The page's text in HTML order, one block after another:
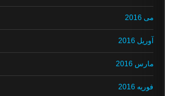
می 2016
آوریل 2016
مارس 2016
فوریه 2016